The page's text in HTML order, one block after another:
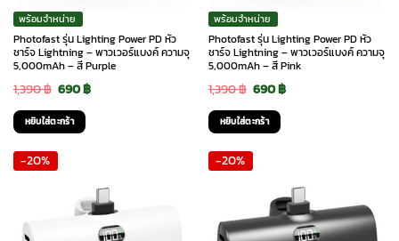
พร้อมจำหน่าย
Photofast รุ่น Lighting Power PD หัว
ชาร์จ Lightning – พาวเวอร์แบงค์ ความจุ
5,000mAh – สี Purple
1,390฿ Original
price
was:
1,390 ฿.
690฿Current
หยิบใส่ตะกร้า
พร้อมจำหน่าย
Photofast รุ่น Lighting Power PD หัว
ชาร์จ Lightning – พาวเวอร์แบงค์ ความจุ
5,000mAh – สี Pink
1,390฿ Original
price
was:
1,390 ฿.
690฿Current
หยิบใส่ตะกร้า
-20% -20%